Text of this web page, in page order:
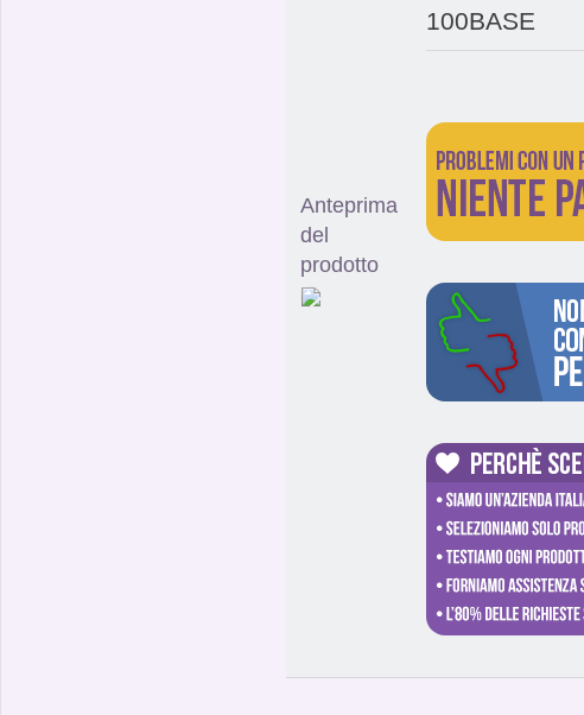
Anteprima
del
prodotto
100BASE